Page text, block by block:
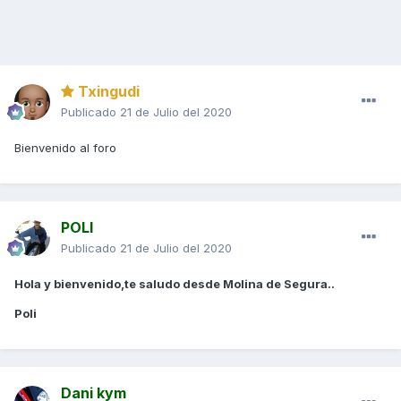
Txingudi
Publicado 21 de Julio del 2020
Bienvenido al foro
POLI
Publicado 21 de Julio del 2020
Hola y bienvenido,te saludo desde Molina de Segura..
Poli
Dani kym